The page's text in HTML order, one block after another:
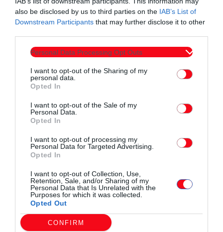
also be disclosed by us to third parties on the IAB’s List of
Downstream Participants that may further disclose it to other
Personal Data Processing Opt Outs
I want to opt-out of the Sharing of my
personal data.
Opted In
I want to opt-out of the Sale of my
Personal Data.
Opted In
I want to opt-out of processing my
Personal Data for Targeted Advertising.
Opted In
I want to opt-out of Collection, Use,
Retention, Sale, and/or Sharing of my
Personal Data that Is Unrelated with the
Purposes for which it was collected.
Opted Out
CONFIRM